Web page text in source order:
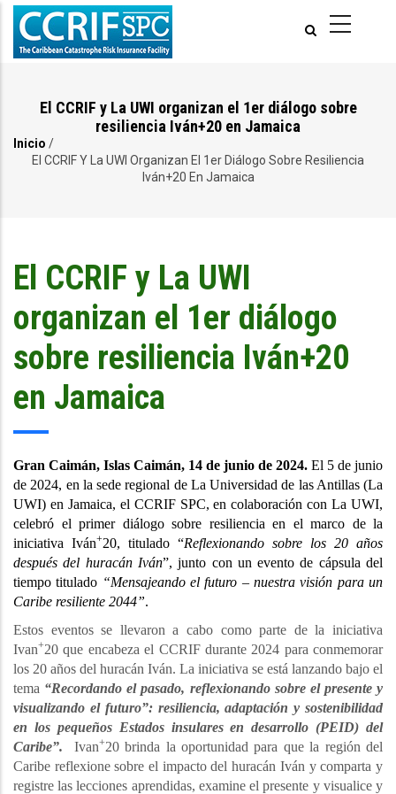
Pasar
contenido
El CCRIF y La UWI organizan el 1er diálogo sobre
resiliencia Iván+20 en Jamaica
Ruta
Inicio /
El CCRIF Y La UWI Organizan El 1er Diálogo Sobre Resiliencia
Iván+20 En Jamaica
El CCRIF y La UWI
organizan el 1er diálogo
sobre resiliencia Iván+20
en Jamaica
Gran Caimán, Islas Caimán, 14 de junio de 2024. El 5 de junio
de 2024, en la sede regional de La Universidad de las Antillas (La
UWI) en Jamaica, el CCRIF SPC, en colaboración con La UWI,
celebró el primer diálogo sobre resiliencia en el marco de la
iniciativa Iván+20, titulado “Reflexionando sobre los 20 años
después del huracán Iván”, junto con un evento de cápsula del
tiempo titulado “Mensajeando el futuro – nuestra visión para un
Caribe resiliente 2044”.
Estos eventos se llevaron a cabo como parte de la iniciativa
Ivan+20 que encabeza el CCRIF durante 2024 para conmemorar
los 20 años del huracán Iván. La iniciativa se está lanzando bajo el
tema “Recordando el pasado, reflexionando sobre el presente y
visualizando el futuro”: resiliencia, adaptación y sostenibilidad
en los pequeños Estados insulares en desarrollo (PEID) del
Caribe”.
Ivan+20 brinda la oportunidad para que la región del
Caribe reflexione sobre el impacto del huracán Iván y comparta y
registre las lecciones aprendidas, examine el presente y visualice y